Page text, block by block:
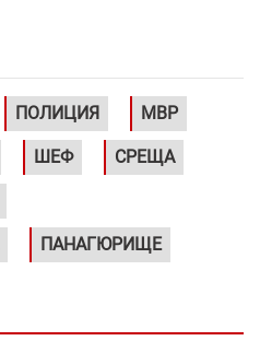
ПОЛИЦИЯ МВР
ШЕФ СРЕЩА
ПАНАГЮРИЩЕ